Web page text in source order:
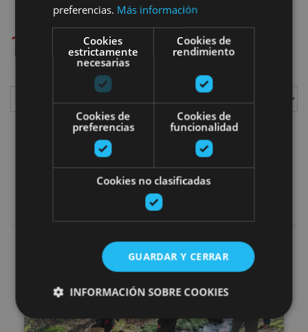
1 plan aurkitu ditugu
Wellness eta ongizatea
Perretxikotan Ultzaman
preferencias. Más información
Cookies
estrictamente
necesarias
Cookies de
rendimiento
Cookies de
preferencias
Cookies de
funcionalidad
Cookies no clasificadas
GUARDAR Y CERRAR
INFORMACIÓN SOBRE COOKIES